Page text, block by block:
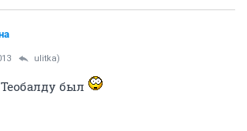
ulitka)
был